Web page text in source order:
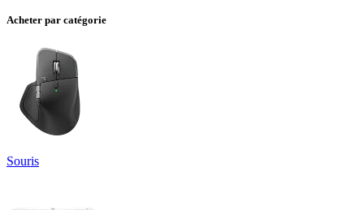
Acheter par catégorie
Souris